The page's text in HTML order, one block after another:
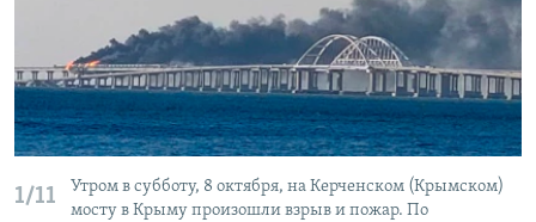
1/11
Утром в субботу, 8 октября, на Керченском (Крымском)
мосту в Крыму произошли взрыв и пожар. По